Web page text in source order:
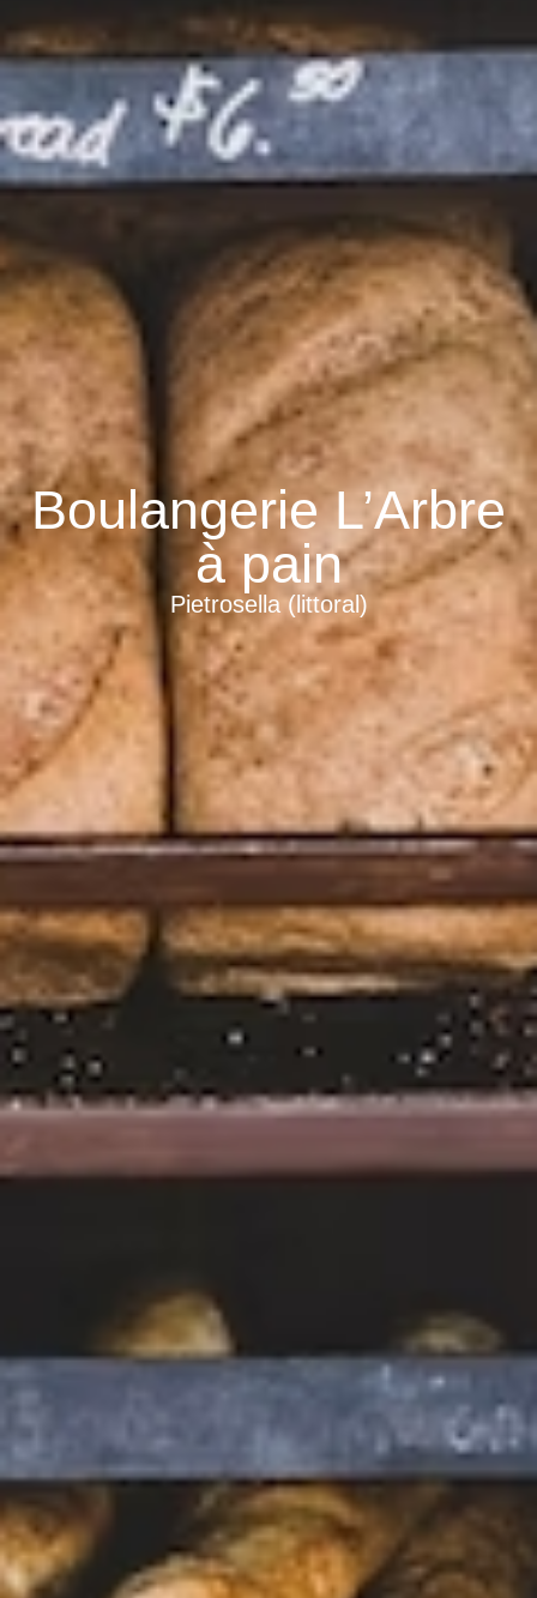
Boulangerie L’Arbre
à pain
Pietrosella (littoral)